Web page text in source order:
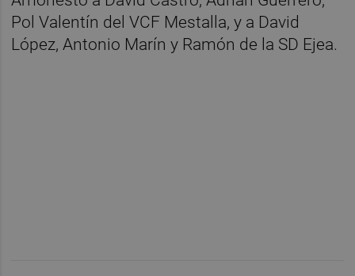
Pol Valentín del VCF Mestalla, y a David
López, Antonio Marín y Ramón de la SD Ejea.